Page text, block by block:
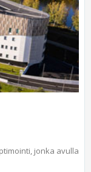
jonka avulla